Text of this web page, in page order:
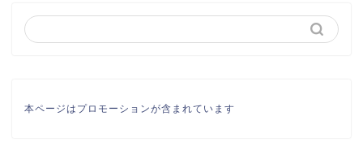
本ページはプロモーションが含まれています